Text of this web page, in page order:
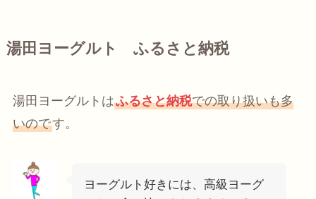
湯田ヨーグルト ふるさと納税
湯田ヨーグルトはふるさと納税での取り扱いも多
いのです。
ヨーグルト好きには、高級ヨーグ